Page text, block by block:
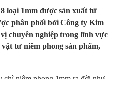
loại 1mm được sản xuất từ
phân phối bởi Công ty Kim
chuyên nghiệp trong lĩnh vực
vật tư niêm phong sản phẩm,
chì niêm phong 1mm ra đời như